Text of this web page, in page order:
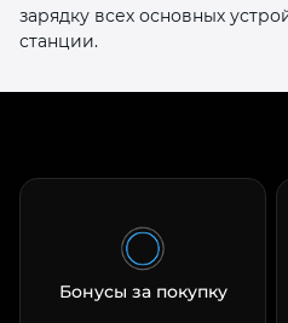
зарядку всех основных
станции.
Бонусы за покупку